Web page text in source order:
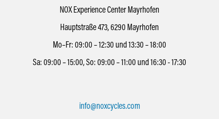
NOX Experience Center Mayrhofen
Hauptstraße 473, 6290 Mayrhofen
Mo–Fr: 09:00 – 12:30 und 13:30 – 18:00
Sa: 09:00 – 15:00, So: 09:00 – 11:00 und 16:30 - 17:30
info@noxcycles.com